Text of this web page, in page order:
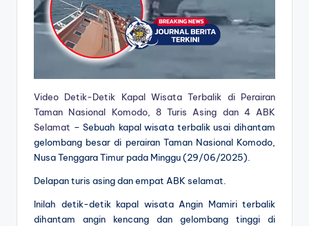
Video Detik-Detik Kapal Wisata Terbalik di Perairan
Taman Nasional Komodo, 8 Turis Asing dan 4 ABK
Selamat – Sebuah kapal wisata terbalik usai dihantam
gelombang besar di perairan Taman Nasional Komodo,
Nusa Tenggara Timur pada Minggu (29/06/2025).
Delapan turis asing dan empat ABK selamat.
Inilah detik-detik kapal wisata Angin Mamiri terbalik
dihantam angin kencang dan gelombang tinggi di